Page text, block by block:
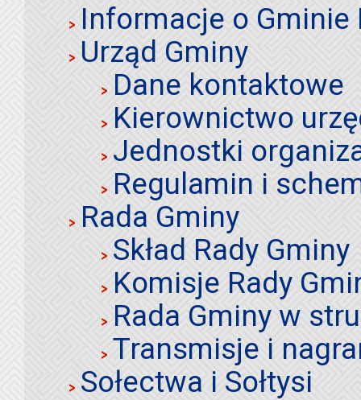
Informacje o Gminie
Urząd Gminy
Dane kontaktowe
Kierownictwo
Jednostki
Regulamin i
Rada Gminy
Skład Rady Gminy
Komisje Rady
Rada Gminy w
Transmisje i
Sołectwa i Sołtysi